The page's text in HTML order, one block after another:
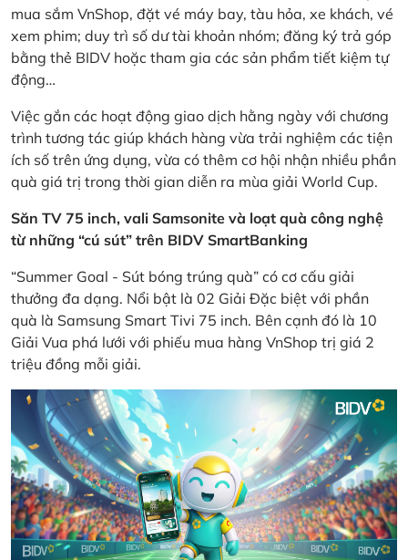
mua sắm VnShop, đặt vé máy bay, tàu hỏa, xe khách, vé
xem phim; duy trì số dư tài khoản nhóm; đăng ký trả góp
bằng thẻ BIDV hoặc tham gia các sản phẩm tiết kiệm tự
động…
Việc gắn các hoạt động giao dịch hằng ngày với chương
trình tương tác giúp khách hàng vừa trải nghiệm các tiện
ích số trên ứng dụng, vừa có thêm cơ hội nhận nhiều phần
quà giá trị trong thời gian diễn ra mùa giải World Cup.
Săn TV 75 inch, vali Samsonite và loạt quà công nghệ
từ những “cú sút” trên BIDV SmartBanking
“Summer Goal - Sút bóng trúng quà” có cơ cấu giải
thưởng đa dạng. Nổi bật là 02 Giải Đặc biệt với phần
quà là Samsung Smart Tivi 75 inch. Bên cạnh đó là 10
Giải Vua phá lưới với phiếu mua hàng VnShop trị giá 2
triệu đồng mỗi giải.